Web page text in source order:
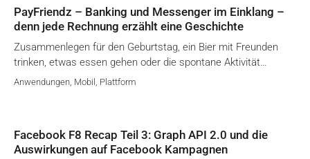
PayFriendz – Banking und Messenger im Einklang –
denn jede Rechnung erzählt eine Geschichte
Zusammenlegen für den Geburtstag, ein Bier mit Freunden
trinken, etwas essen gehen oder die spontane Aktivität…
Anwendungen Mobil Plattform
Facebook F8 Recap Teil 3: Graph API 2.0 und die
Auswirkungen auf Facebook Kampagnen